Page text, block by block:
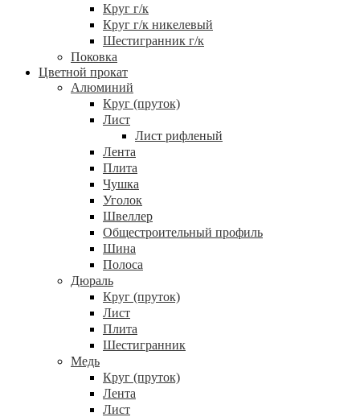
Круг г/к
Круг г/к никелевый
Шестигранник г/к
Поковка
Цветной прокат
Алюминий
Круг (пруток)
Лист
Лист рифленый
Лента
Плита
Чушка
Уголок
Швеллер
Общестроительный профиль
Шина
Полоса
Дюраль
Круг (пруток)
Лист
Плита
Шестигранник
Медь
Круг (пруток)
Лента
Лист